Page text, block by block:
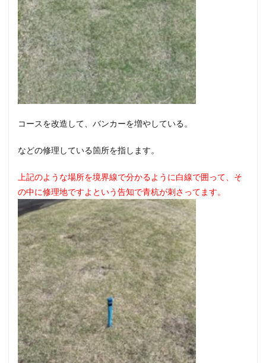
コースを改造して、バンカーを増やしている。
などの修理している箇所を指します。
上記のような場所を境界線で分かるように白線で囲って、そ
の中に修理地ですよという告知で青杭が刺さってます。